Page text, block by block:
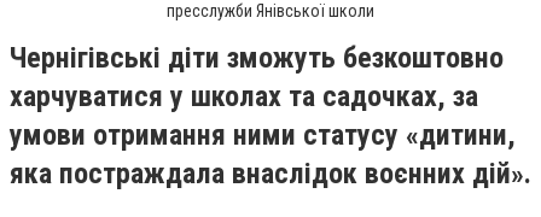
пресслужби Янівської школи
Чернігівські діти зможуть безкоштовно
харчуватися у школах та садочках, за
умови отримання ними статусу «дитини,
яка постраждала внаслідок воєнних дій».